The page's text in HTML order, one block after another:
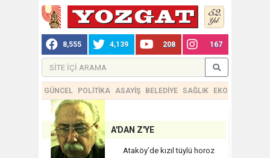
8,555 4,139 208 167
GÜNCEL POLİTİKA ASAYİŞ BELEDİYE SAĞLIK EKONOMİ
A'DAN Z'YE
Ataköy’de kızıl tüylü horoz